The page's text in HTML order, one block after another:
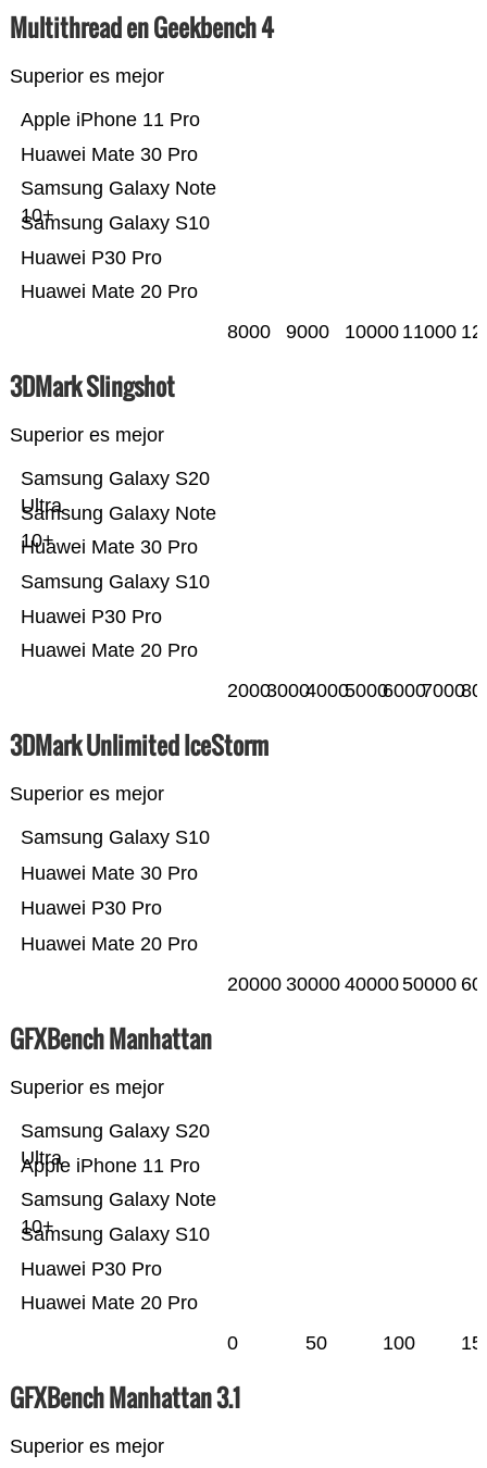
Multithread en Geekbench 4
Superior es mejor
Huawei Mate 20 Pro
Huawei P30 Pro
Samsung Galaxy S10
Samsung Galaxy Note
10+
Huawei Mate 30 Pro
Apple iPhone 11 Pro
8000 9000 10000 11000
3DMark Slingshot
Superior es mejor
Huawei Mate 20 Pro
Huawei P30 Pro
Samsung Galaxy S10
Huawei Mate 30 Pro
Samsung Galaxy Note
10+
Samsung Galaxy S20
Ultra
200030004000500060007000
3DMark Unlimited IceStorm
Superior es mejor
Huawei Mate 20 Pro
Huawei P30 Pro
Huawei Mate 30 Pro
Samsung Galaxy S10
20000 30000 4000050000
GFXBench Manhattan
Superior es mejor
Huawei Mate 20 Pro
Huawei P30 Pro
Samsung Galaxy S10
Samsung Galaxy Note
10+
Apple iPhone 11 Pro
Samsung Galaxy S20
Ultra
0 50 100
GFXBench Manhattan 3.1
Superior es mejor